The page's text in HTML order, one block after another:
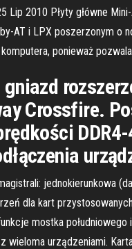
Lip 2010 Płyty główne
AT i LPX poszerzonym o
ponieważ
Crossfire.
jednokierunkowa
dla kart
mostka południowego
wieloma urządzeniami.